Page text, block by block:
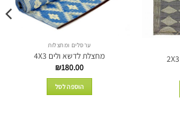
ערסלים ומחצלות
מחצלת לדשא ולים 4X3
₪180.00
הוספה לסל